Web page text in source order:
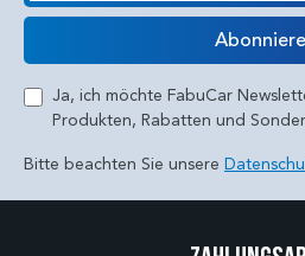
E-Mail
Ja, ich möchte FabuCar
Produkten, Rabatten und
Bitte beachten Sie unsere